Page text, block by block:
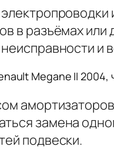
в разъёмах
Megane II 2004,
замена
подвески.